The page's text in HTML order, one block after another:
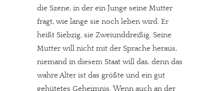
die Szene, in der ein Junge seine Mutter
fragt, wie lange sie noch leben wird. Er
heißt Siebzig, sie Zweiunddreißig. Seine
Mutter will nicht mit der Sprache heraus,
niemand in diesem Staat will das, denn das
wahre Alter ist das größte und ein gut
gehütetes Geheimnis. Wenn auch an der